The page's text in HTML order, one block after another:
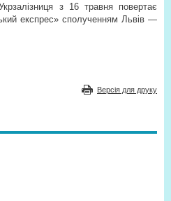
з 16 травня повертає
експрес» сполученням Львів —
Версія для друку